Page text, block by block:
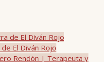
de El Diván Rojo
El Diván Rojo
Rendón | Terapeuta y